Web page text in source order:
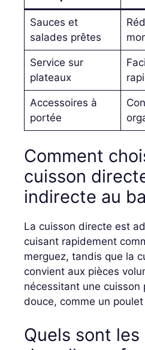
Sauces et
salades prêtes
Service sur
plateaux
Accessoires à
portée
Comment
cuisson
indirecte au
La cuisson directe est
cuisant rapidement
merguez, tandis que la
convient aux pièces
nécessitant une cuisson
douce, comme un
Quels sont